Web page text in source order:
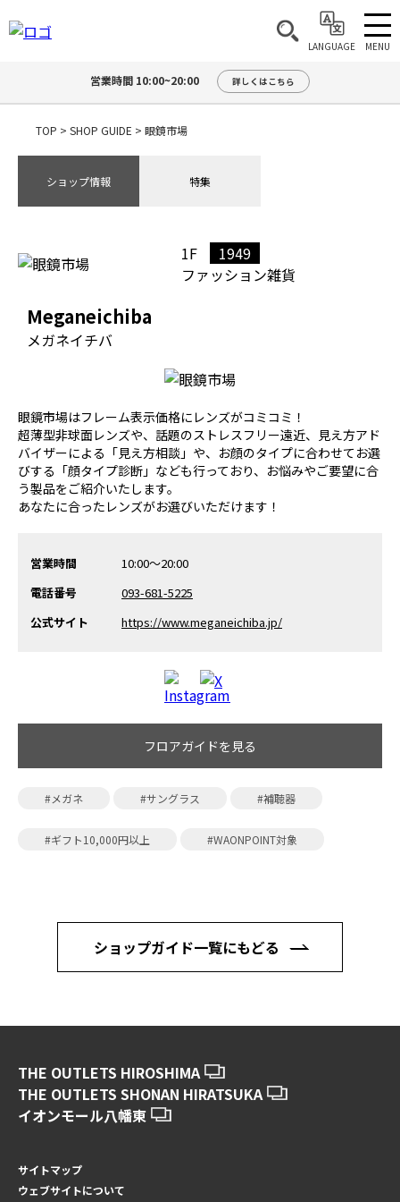
LANGUAGE MENU
営業時間 10:00~20:00 詳しくはこちら
TOP > SHOP GUIDE > 眼鏡市場
ショップ情報 特集
1F
1949
ファッション雑貨
Meganeichiba
メガネイチバ
眼鏡市場はフレーム表示価格にレンズがコミコミ！
超薄型非球面レンズや、話題のストレスフリー遠近、見え方アド
バイザーによる「見え方相談」や、お顔のタイプに合わせてお選
びする「顔タイプ診断」なども行っており、お悩みやご要望に合
う製品をご紹介いたします。
あなたに合ったレンズがお選びいただけます！
フロアガイドを見る
営業時間
10:00～20:00
電話番号
093-681-5225
公式サイト
https://www.meganeichiba.jp/
#メガネ #サングラス #補聴器
#ギフト10,000円以上 #WAONPOINT対象
ショップガイド一覧にもどる
THE OUTLETS HIROSHIMA
THE OUTLETS SHONAN HIRATSUKA
イオンモール八幡東
サイトマップ
ウェブサイトについて